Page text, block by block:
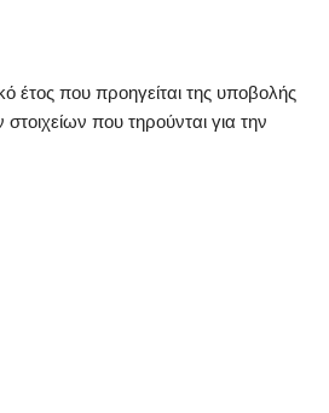
έτος που προηγείται της υποβολής
που τηρούνται για την